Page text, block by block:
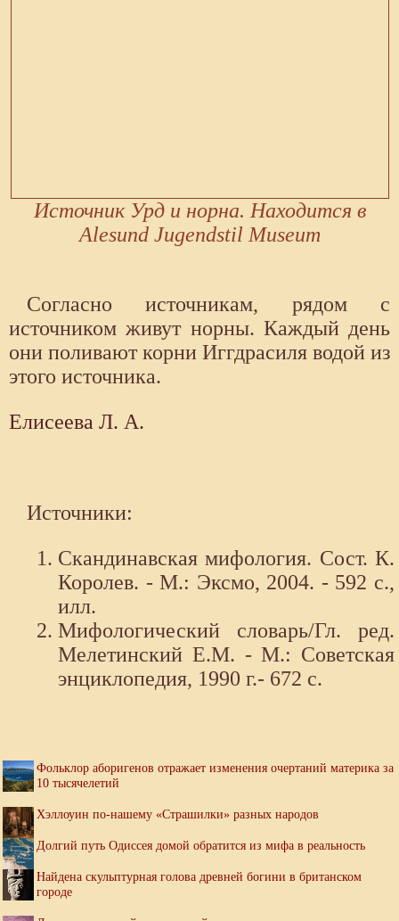
Источник Урд и норна. Находится в
Alesund Jugendstil Museum
Согласно источникам, рядом с
источником живут норны. Каждый день
они поливают корни Иггдрасиля водой из
этого источника.
Елисеева Л. А.
Источники:
Скандинавская мифология. Сост. К.
Королев. - М.: Эксмо, 2004. - 592 с.,
илл.
Мифологический словарь/Гл. ред.
Мелетинский Е.М. - М.: Советская
энциклопедия, 1990 г.- 672 с.
Фольклор аборигенов отражает изменения очертаний материка за
10 тысячелетий
Хэллоуин по-нашему «Страшилки» разных народов
Долгий путь Одиссея домой обратится из мифа в реальность
Найдена скульптурная голова древней богини в британском
городе